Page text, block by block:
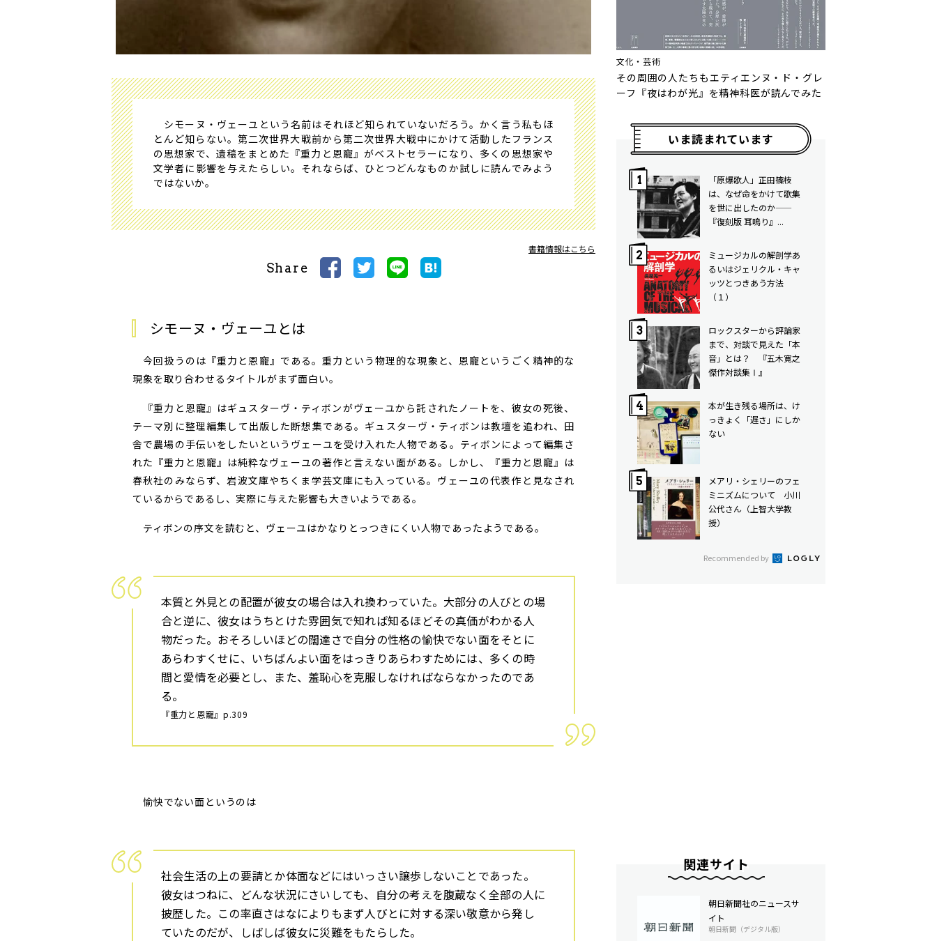
シモーヌ・ヴェーユという名前はそれほど知られていないだろう。かく言う私もほ
とんど知らない。第二次世界大戦前から第二次世界大戦中にかけて活動したフランス
の思想家で、遺稿をまとめた『重力と恩寵』がベストセラーになり、多くの思想家や
文学者に影響を与えたらしい。それならば、ひとつどんなものか試しに読んでみよう
ではないか。
書籍情報はこちら
Share
シモーヌ・ヴェーユとは
今回扱うのは『重力と恩寵』である。重力という物理的な現象と、恩寵というごく精神的な
現象を取り合わせるタイトルがまず面白い。
『重力と恩寵』はギュスターヴ・ティボンがヴェーユから託されたノートを、彼女の死後、
テーマ別に整理編集して出版した断想集である。ギュスターヴ・ティボンは教壇を追われ、田
舎で農場の手伝いをしたいというヴェーユを受け入れた人物である。ティボンによって編集さ
れた『重力と恩寵』は純粋なヴェーユの著作と言えない面がある。しかし、『重力と恩寵』は
春秋社のみならず、岩波文庫やちくま学芸文庫にも入っている。ヴェーユの代表作と見なされ
ているからであるし、実際に与えた影響も大きいようである。
ティボンの序文を読むと、ヴェーユはかなりとっつきにくい人物であったようである。
本質と外見との配置が彼女の場合は入れ換わっていた。大部分の人びとの場
合と逆に、彼女はうちとけた雰囲気で知れば知るほどその真価がわかる人
物だった。おそろしいほどの闊達さで自分の性格の愉快でない面をそとに
あらわすくせに、いちばんよい面をはっきりあらわすためには、多くの時
間と愛情を必要とし、また、羞恥心を克服しなければならなかったのであ
る。
『重力と恩寵』p.309
愉快でない面というのは
社会生活の上の要請とか体面などにはいっさい譲歩しないことであった。
彼女はつねに、どんな状況にさいしても、自分の考えを腹蔵なく全部の人に
披歴した。この率直さはなによりもまず人びとに対する深い敬意から発し
ていたのだが、しばしば彼女に災難をもたらした。
文化・芸術
その周囲の人たちも――エティエンヌ・ド・グレ
ーフ『夜はわが光』を精神科医が読んでみた
いま読まれています
「原爆歌人」正田篠枝
は、なぜ命をかけて歌集
を世に出したのか——
『復刻版 耳鳴り』...
ミュージカルの解剖学――あ
るいはジェリクル・キャ
ッツとつきあう方法
（１）
ロックスターから評論家
まで、対談で見えた「本
音」とは？ 『五木寛之
傑作対談集Ⅰ』
本が生き残る場所は、け
っきょく「遅さ」にしか
ない
メアリ・シェリーのフェ
ミニズムについて 小川
公代さん（上智大学教
授）
Recommended by
関連サイト
朝日新聞社のニュースサ
イト
朝日新聞（デジタル版）